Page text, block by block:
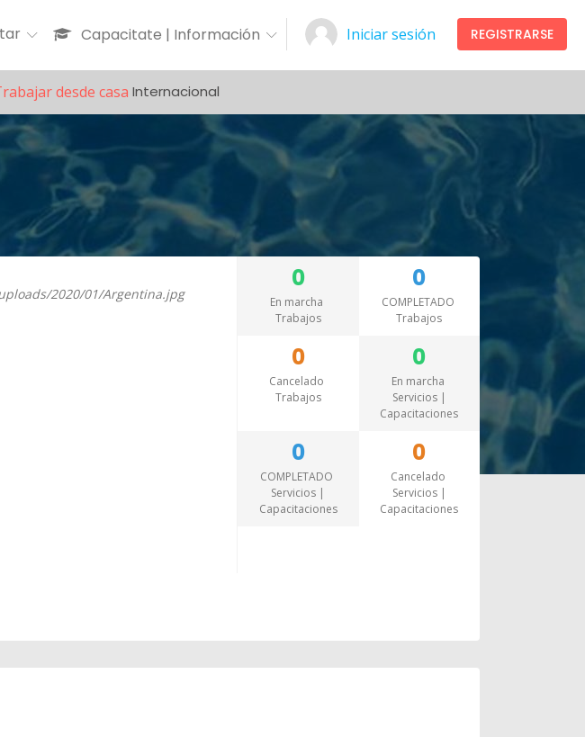
Capacitate | Información Iniciar sesión REGISTRARSE
Internacional
0
En marcha
Trabajos
0
COMPLETADO
Trabajos
0
Cancelado
Trabajos
0
En marcha
Servicios |
Capacitaciones
0
COMPLETADO
Servicios |
Capacitaciones
0
Cancelado
Servicios |
Capacitaciones